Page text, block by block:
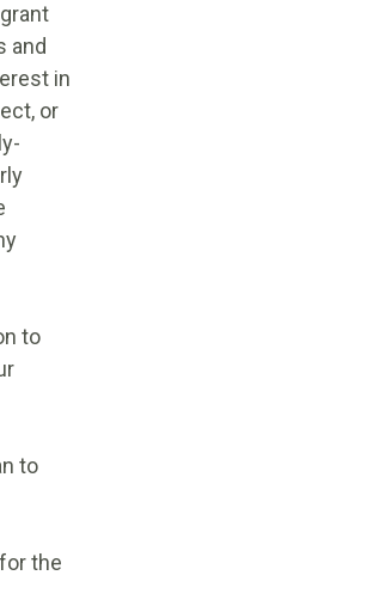
and
in
or
to
to
the